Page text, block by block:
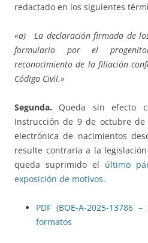
redactado en los siguientes
«a) La declaración firmada de
formulario por el
reconocimiento de la filiación
Código Civil.»
Segunda. Queda sin efecto
Instrucción de 9 de octubre de
electrónica de nacimientos
resulte contraria a la
queda suprimido el último
exposición de motivos.
PDF (BOE-A-2025-13786 –
formatos